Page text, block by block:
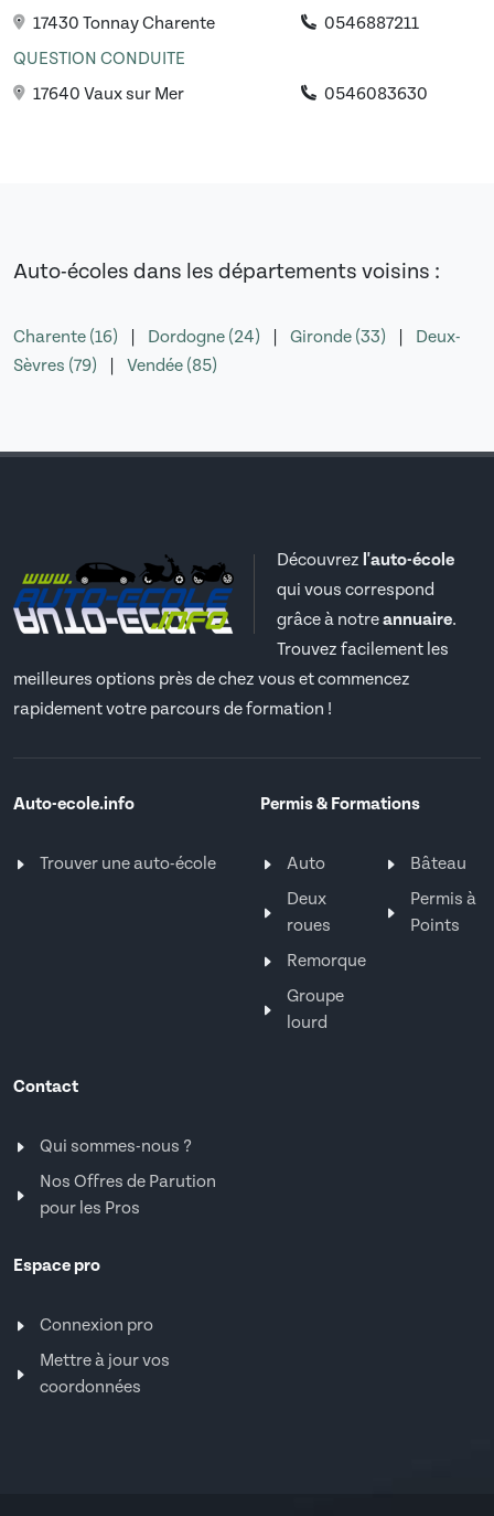
17430 Tonnay Charente
0546887211
QUESTION CONDUITE
17640 Vaux sur Mer
0546083630
Auto-écoles dans les départements voisins :
Charente (16) Dordogne (24) Gironde (33)
Deux-
Sèvres (79)
Vendée (85)
Découvrez l'auto-école
qui vous correspond
grâce à notreannuaire.
Trouvez facilement les
meilleures options près de chez vous et commencez
rapidement votre parcours de formation !
Auto-ecole.info
Trouver une auto-école
Permis & Formations
Auto
Deux
roues
Remorque
Groupe
lourd
Bâteau
Permis à
Points
Contact
Qui sommes-nous ?
Nos Offres de Parution
pour les Pros
Espace pro
Connexion pro
Mettre à jour vos
coordonnées